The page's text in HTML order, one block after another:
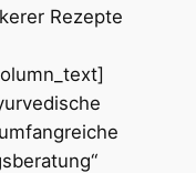
Rezepte